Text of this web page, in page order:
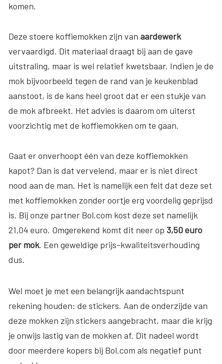
komen.
Deze stoere koffiemokken zijn van aardewerk
vervaardigd. Dit materiaal draagt bij aan de gave
uitstraling, maar is wel relatief kwetsbaar. Indien je de
mok bijvoorbeeld tegen de rand van je keukenblad
aanstoot, is de kans heel groot dat er een stukje van
de mok afbreekt. Het advies is daarom om uiterst
voorzichtig met de koffiemokken om te gaan.
Gaat er onverhoopt één van deze koffiemokken
kapot? Dan is dat vervelend, maar er is niet direct
nood aan de man. Het is namelijk een feit dat deze set
met koffiemokken zonder oortje erg voordelig geprijsd
is. Bij onze partner Bol.com kost deze set namelijk
21,04 euro. Omgerekend komt dit neer op 3,50 euro
per mok. Een geweldige prijs-kwaliteitsverhouding
dus.
Wel moet je met een belangrijk aandachtspunt
rekening houden: de stickers. Aan de onderzijde van
deze mokken zijn stickers aangebracht, maar die krijg
je onwijs lastig van de mokken af. Dit nadeel wordt
door meerdere kopers bij Bol.com als negatief punt